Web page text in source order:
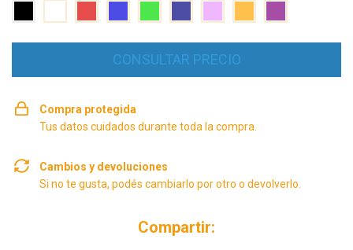
Compra protegida
Tus datos cuidados durante toda la compra.
Cambios y devoluciones
Si no te gusta, podés cambiarlo por otro o devolverlo.
Compartir: